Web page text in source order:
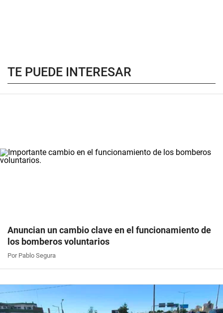
TE PUEDE INTERESAR
Anuncian un cambio clave en el funcionamiento de
los bomberos voluntarios
Por Pablo Segura